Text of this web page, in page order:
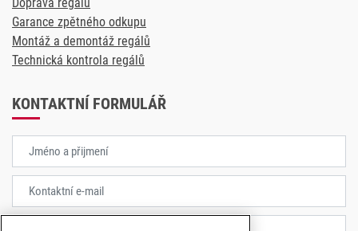
Garance zpětného odkupu
Montáž a demontáž regálů
Technická kontrola regálů
KONTAKTNÍ FORMULÁŘ